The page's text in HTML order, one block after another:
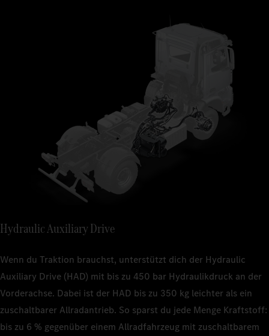
Hydraulic Auxiliary Drive
Wenn du Traktion brauchst, unterstützt dich der Hydraulic
Auxiliary Drive (HAD) mit bis zu 450 bar Hydraulikdruck an der
Vorderachse. Dabei ist der HAD bis zu 350 kg leichter als ein
zuschaltbarer Allradantrieb. So sparst du jede Menge Kraftstoff:
bis zu 6 % gegenüber einem Allradfahrzeug mit zuschaltbarem